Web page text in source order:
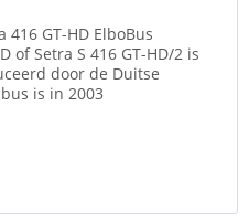
GT-HD ElboBus
of Setra S 416 GT-HD/2 is
door de Duitse
is in 2003